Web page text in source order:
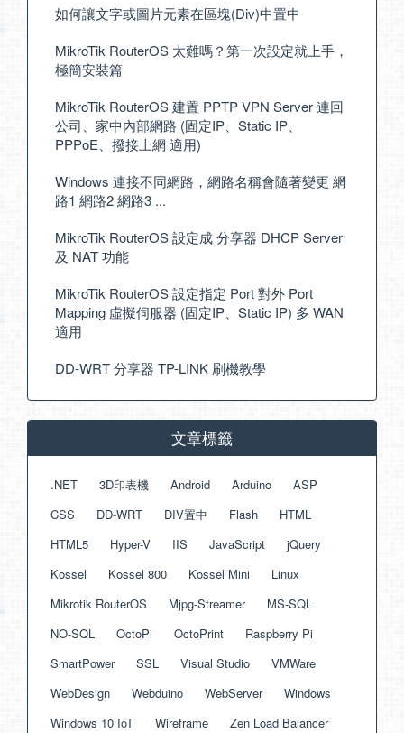
如何讓文字或圖片元素在區塊(Div)中置中
MikroTik RouterOS 太難嗎？第一次設定就上手，
極簡安裝篇
MikroTik RouterOS 建置 PPTP VPN Server 連回
公司、家中內部網路 (固定IP、Static IP、
PPPoE、撥接上網 適用)
Windows 連接不同網路，網路名稱會隨著變更 網
路1 網路2 網路3 ...
MikroTik RouterOS 設定成 分享器 DHCP Server
及 NAT 功能
MikroTik RouterOS 設定指定 Port 對外 Port
Mapping 虛擬伺服器 (固定IP、Static IP) 多 WAN
適用
DD-WRT 分享器 TP-LINK 刷機教學
文章標籤
.NET 3D印表機 Android Arduino
ASP
CSS
DD-WRT DIV置中 Flash
HTML
HTML5
Hyper-V IIS JavaScript
jQuery
Kossel
Kossel 800 Kossel Mini
Linux
Mikrotik RouterOS
Mjpg-Streamer
MS-SQL
NO-SQL
OctoPi OctoPrint
Raspberry Pi
SmartPower
SSL Visual Studio
VMWare
WebDesign
Webduino WebServer
Windows
Windows 10 IoT
Wireframe
Zen Load Balancer